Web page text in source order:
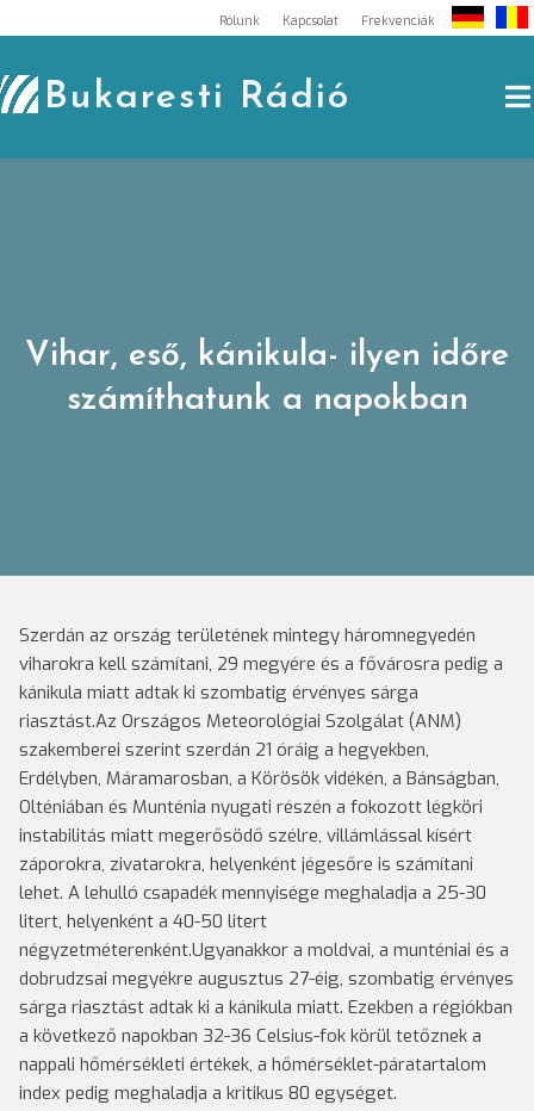
to
content
Rólunk Kapcsolat Frekvenciák
Bukaresti Rádió
Vihar, eső, kánikula- ilyen időre
számíthatunk a napokban
Szerdán az ország területének mintegy háromnegyedén
viharokra kell számítani, 29 megyére és a fővárosra pedig a
kánikula miatt adtak ki szombatig érvényes sárga
riasztást.Az Országos Meteorológiai Szolgálat (ANM)
szakemberei szerint szerdán 21 óráig a hegyekben,
Erdélyben, Máramarosban, a Körösök vidékén, a Bánságban,
Olténiában és Munténia nyugati részén a fokozott légköri
instabilitás miatt megerősödő szélre, villámlással kísért
záporokra, zivatarokra, helyenként jégesőre is számítani
lehet. A lehulló csapadék mennyisége meghaladja a 25-30
litert, helyenként a 40-50 litert
négyzetméterenként.Ugyanakkor a moldvai, a munténiai és a
dobrudzsai megyékre augusztus 27-éig, szombatig érvényes
sárga riasztást adtak ki a kánikula miatt. Ezekben a régiókban
a következő napokban 32-36 Celsius-fok körül tetőznek a
nappali hőmérsékleti értékek, a hőmérséklet-páratartalom
index pedig meghaladja a kritikus 80 egységet.